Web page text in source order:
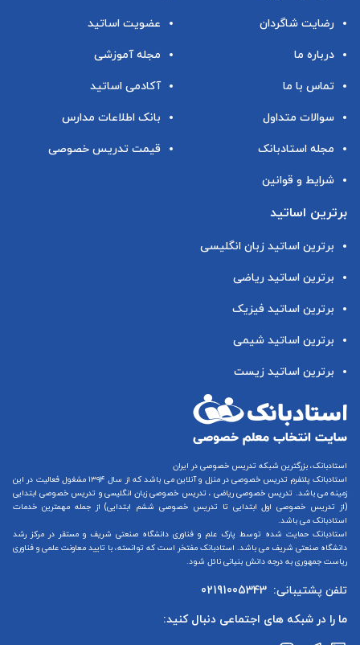
رضایت شاگردان
درباره ما
تماس با ما
سوالات متداول
مجله استادبانک
شرایط و قوانین
عضویت اساتید
مجله آموزشی
آکادمی اساتید
بانک اطلاعات مدارس
قیمت تدریس خصوصی
برترین اساتید
برترین اساتید زبان انگلیسی
برترین اساتید ریاضی
برترین اساتید فیزیک
برترین اساتید شیمی
برترین اساتید زیست
استادبانک، بزرگترین شبکه تدریس خصوصی در ایران
استادبانک پلتفرم تدریس خصوصی در منزل و آنلاین
می باشد که از سال ۱۳۹۴ مشغول فعالیت در این
زمینه می باشد. تدریس خصوصی ریاضی ، تدریس خصوصی زبان انگلیسیو تدریس خصوصی ابتدایی
(از تدریس خصوصی اول ابتدایی تا تدریس خصوصی ششم ابتدایی) از جمله مهمترین خدمات
استادبانک می باشد.
استادبانک حمایت شده توسط پارک علم و فناوری دانشگاه صنعتی شریف و مستقر در مرکز رشد
دانشگاه صنعتی شریف می باشد. استادبانک مفتخر است که توانسته، با تایید معاونت علمی و فناوری
ریاست جمهوری به درجه دانش بنیانی نائل شود.
تلفن پشتیبانی: 02191005343
ما را در شبکه های اجتماعی دنبال کنید: